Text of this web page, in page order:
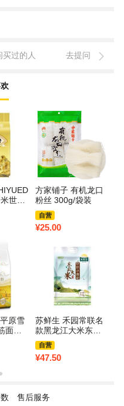
买过的人 去提问
世家
方家铺子 有机龙口
粉丝 300g/袋装
自营
¥25.00
原雪
粉
苏鲜生 禾园常联名
款黑龙江大米东北
大米珍珠小香稻 5k
g
自营
¥47.50
售后服务